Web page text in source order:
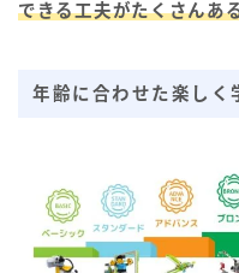
できる工夫がたくさんあ
年齢に合わせた楽しく